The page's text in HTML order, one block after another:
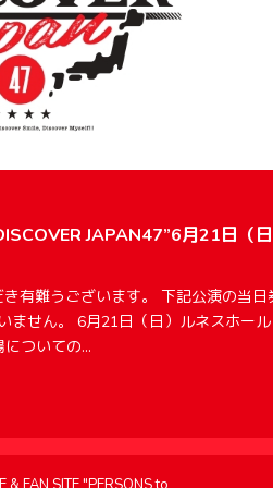
JAPAN47”6月21日（
有難うございます。 下記公演の当日
ません。 6月21日（日）ルネスホール
ついての...